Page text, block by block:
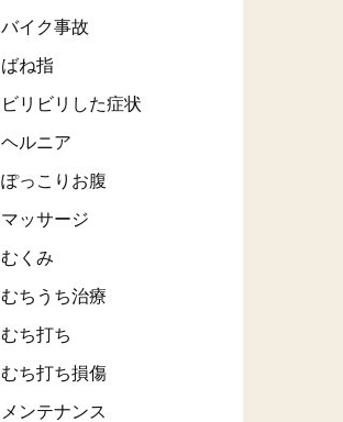
バイク事故
ばね指
ビリビリした症状
ヘルニア
ぽっこりお腹
マッサージ
むくみ
むちうち治療
むち打ち
むち打ち損傷
メンテナンス